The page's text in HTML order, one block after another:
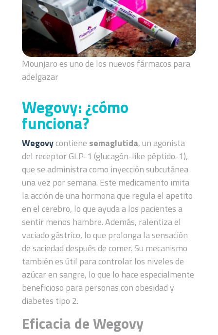
Mounjaro es uno de los nuevos fármacos para
adelgazar
Wegovy: ¿cómo
funciona?
Wegovycontiene semaglutida, un agonista
del receptor GLP-1 (glucagón-like péptido-1),
que se administra como inyección subcutánea
una vez por semana. Este medicamento imita
la acción de una hormona que regula el apetito
en el cerebro, lo que ayuda a los pacientes a
sentir menos hambre. Además, ralentiza el
vaciado gástrico, lo que prolonga la sensación
de saciedad después de comer. Su mecanismo
también es útil para controlar los niveles de
azúcar en sangre, lo que lo hace especialmente
beneficioso para personas con obesidad y
diabetes tipo 2.
Eficacia de Wegovy